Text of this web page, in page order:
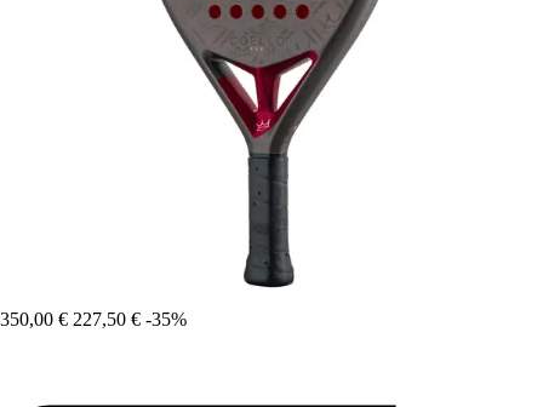
350,00 € 227,50 € -35%